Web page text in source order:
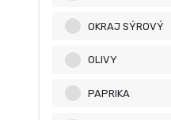
OKRAJ SÝROVÝ
OLIVY
PAPRIKA